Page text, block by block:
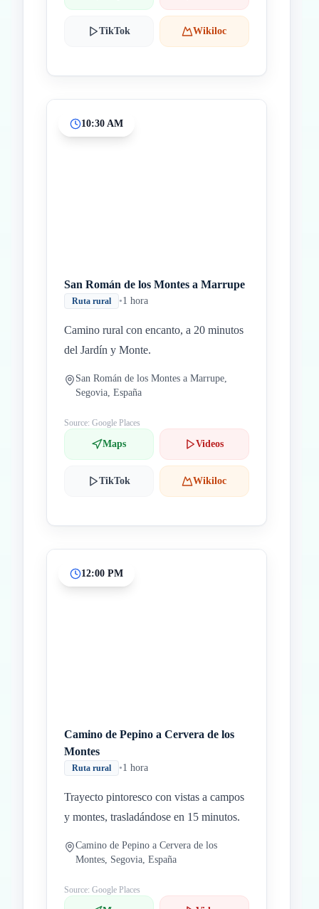
TikTok Wikiloc
10:30 AM
San Román de los Montes a Marrupe
Ruta rural •1 hora
Camino rural con encanto, a 20 minutos
del Jardín y Monte.
San Román de los Montes a Marrupe,
Segovia, España
Source: Google Places
Maps Videos
TikTok Wikiloc
12:00 PM
Camino de Pepino a Cervera de los
Montes
Ruta rural •1 hora
Trayecto pintoresco con vistas a campos
y montes, trasladándose en 15 minutos.
Camino de Pepino a Cervera de los
Montes, Segovia, España
Source: Google Places